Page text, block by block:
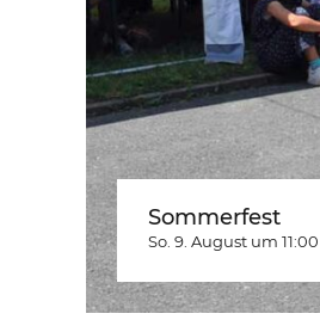
Sommerfest
So. 9. August um 11:00